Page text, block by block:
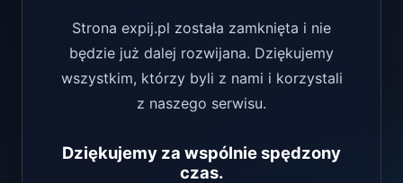
Strona expij.pl została zamknięta i nie
będzie już dalej rozwijana. Dziękujemy
wszystkim, którzy byli z nami i korzystali
z naszego serwisu.
Dziękujemy za wspólnie spędzony
czas.